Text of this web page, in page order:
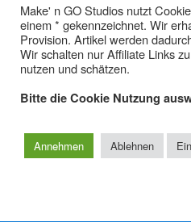
03/10/2022
Videoaufnahme 02 –
Zum
Make' n GO Studios nutzt
einem * gekennzeichnet. Wir
Provision. Artikel werden
Wir schalten nur Affiliate Links
nutzen und schätzen.
Bitte die Cookie Nutzung
Annehmen Ablehnen